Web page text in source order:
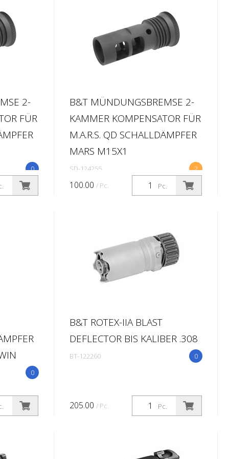
2-
FÜR
0
B&T MÜNDUNGSBREMSE 2-
KAMMER KOMPENSATOR FÜR
M.A.R.S. QD SCHALLDÄMPFER
MARS M15X1
2
SD-124255
Pc.
100.00 / Pc.
0
B&T ROTEX-IIA BLAST
DEFLECTOR BIS KALIBER .308
0
BT-122260
Pc.
205.00 / Pc.